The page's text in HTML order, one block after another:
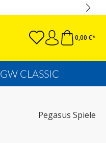
0,00 €*
GW CLASSIC
Pegasus Spiele